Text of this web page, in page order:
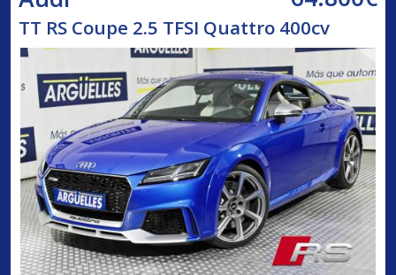
TT RS Coupe 2.5 TFSI Quattro 400cv